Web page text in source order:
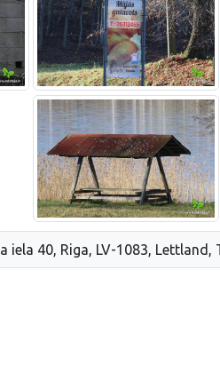
iela 40, Riga, LV-1083, Lettland,